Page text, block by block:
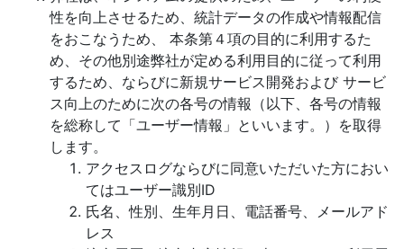
性を向上させるため、統計データの作成や情報配信
をおこなうため、 本条第４項の目的に利用するた
め、その他別途弊社が定める利用目的に従って利用
するため、ならびに新規サービス開発および サービ
ス向上のために次の各号の情報（以下、各号の情報
を総称して「ユーザー情報」といいます。）を取得
します。
アクセスログならびに同意いただいた方におい
てはユーザー識別ID
氏名、性別、生年月日、電話番号、メールアド
レス